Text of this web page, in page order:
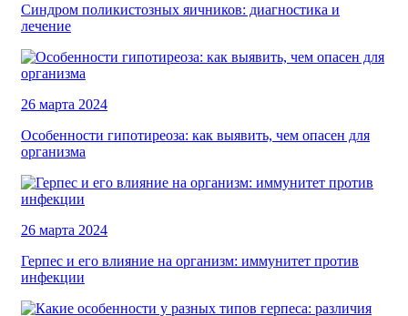
Синдром поликистозных яичников: диагностика и
лечение
26 марта 2024
Особенности гипотиреоза: как выявить, чем опасен для
организма
26 марта 2024
Герпес и его влияние на организм: иммунитет против
инфекции